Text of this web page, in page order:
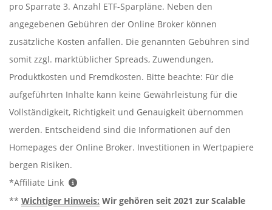
pro Sparrate 3. Anzahl ETF-Sparpläne. Neben den
angegebenen Gebühren der Online Broker können
zusätzliche Kosten anfallen. Die genannten Gebühren sind
somit zzgl. marktüblicher Spreads, Zuwendungen,
Produktkosten und Fremdkosten. Bitte beachte: Für die
aufgeführten Inhalte kann keine Gewährleistung für die
Vollständigkeit, Richtigkeit und Genauigkeit übernommen
werden. Entscheidend sind die Informationen auf den
Homepages der Online Broker. Investitionen in Wertpapiere
bergen Risiken.
*Affiliate Link
** Wichtiger Hinweis: Wir gehören seit 2021 zur Scalable